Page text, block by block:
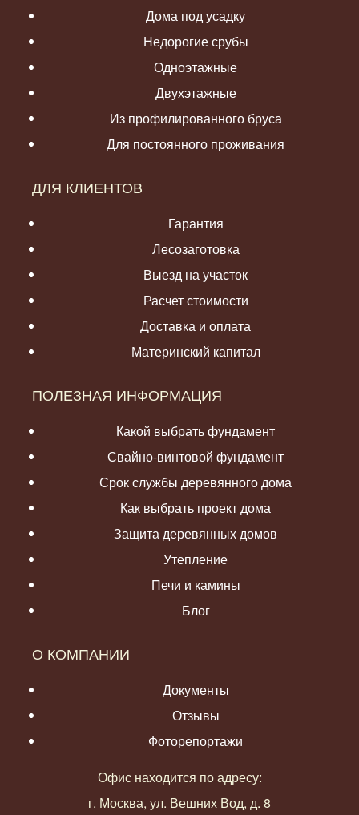
Дома под усадку
Недорогие срубы
Одноэтажные
Двухэтажные
Из профилированного бруса
Для постоянного проживания
ДЛЯ КЛИЕНТОВ
Гарантия
Лесозаготовка
Выезд на участок
Расчет стоимости
Доставка и оплата
Материнский капитал
ПОЛЕЗНАЯ ИНФОРМАЦИЯ
Какой выбрать фундамент
Свайно-винтовой фундамент
Срок службы деревянного дома
Как выбрать проект дома
Защита деревянных домов
Утепление
Печи и камины
Блог
О КОМПАНИИ
Документы
Отзывы
Фоторепортажи
Офис находится по адресу:
г. Москва, ул. Вешних Вод, д. 8